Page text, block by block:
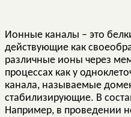
Ионные каналы – это
действующие как
различные ионы через
процессах как у
канала, называемые
стабилизирующие. В
Например, в проведении